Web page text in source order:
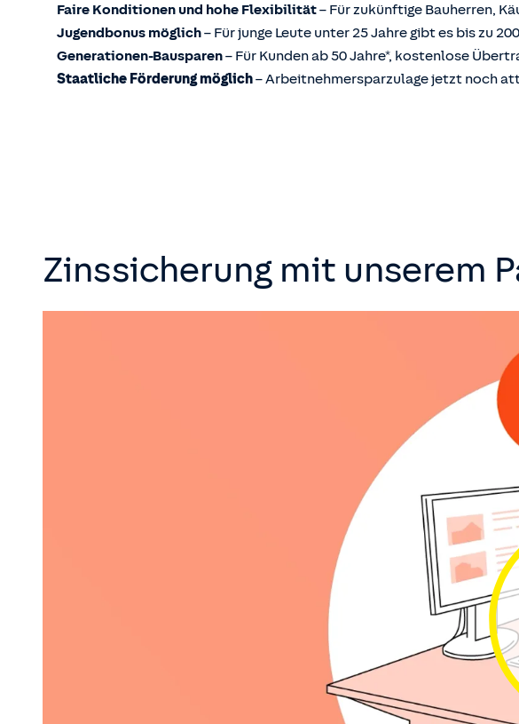
Faire Konditionen und hohe Flexibilität– Für zukünftige Bauherren,
Jugendbonus möglich– Für junge Leute unter 25 Jahre gibt es bis zu 200
Generationen-Bausparen– Für Kunden ab 50 Jahre*, kostenlose
Staatliche Förderung möglich– Arbeitnehmersparzulage jetzt noch
Zinssicherung mit unserem